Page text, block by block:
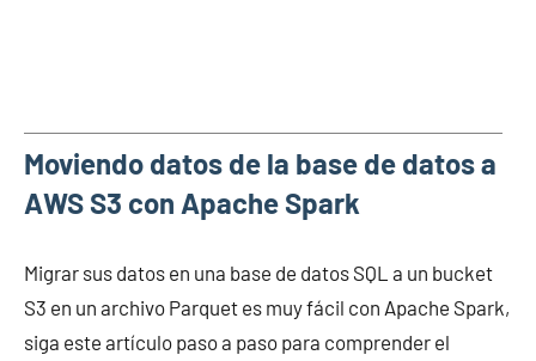
Moviendo datos de la base de datos a
AWS S3 con Apache Spark
Migrar sus datos en una base de datos SQL a un bucket
S3 en un archivo Parquet es muy fácil con Apache Spark,
siga este artículo paso a paso para comprender el